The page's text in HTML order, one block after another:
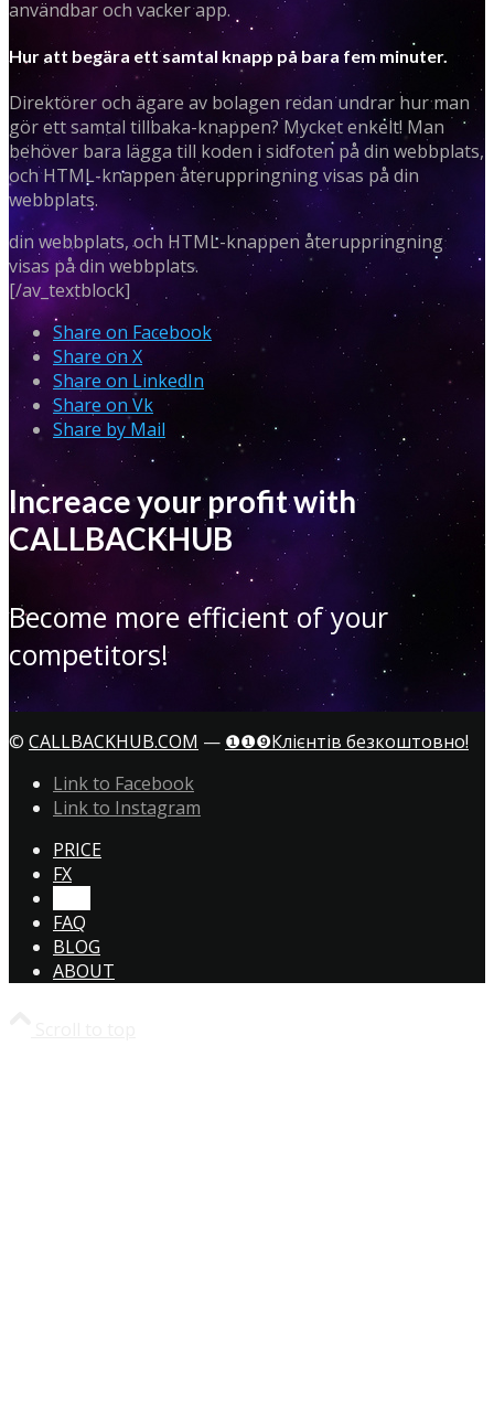
användbar och vacker app.
Hur att begära ett samtal knapp på bara fem minuter.
Direktörer och ägare av bolagen redan undrar hur man
gör ett samtal tillbaka-knappen? Mycket enkelt! Man
behöver bara lägga till koden i sidfoten på din webbplats,
och HTML-knappen återuppringning visas på din
webbplats.
din webbplats, och HTML-knappen återuppringning
visas på din webbplats.
[/av_textblock]
Share on Facebook
Share on X
Share on LinkedIn
Share on Vk
Share by Mail
Increace your profit with
CALLBACKHUB
Become more efficient of your
competitors!
© CALLBACKHUB.COM — ❶❶❾Клієнтів безкоштовно!
Link to Facebook
Link to Instagram
PRICE
FX
FAQ
BLOG
ABOUT